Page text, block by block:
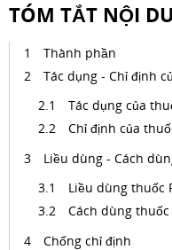
TÓM TẮT NỘI
Thành phần
Tác dụng - Chỉ định
Tác dụng của
Chỉ định của
Liều dùng - Cách
Liều dùng thuốc
Cách dùng
Chống chỉ định